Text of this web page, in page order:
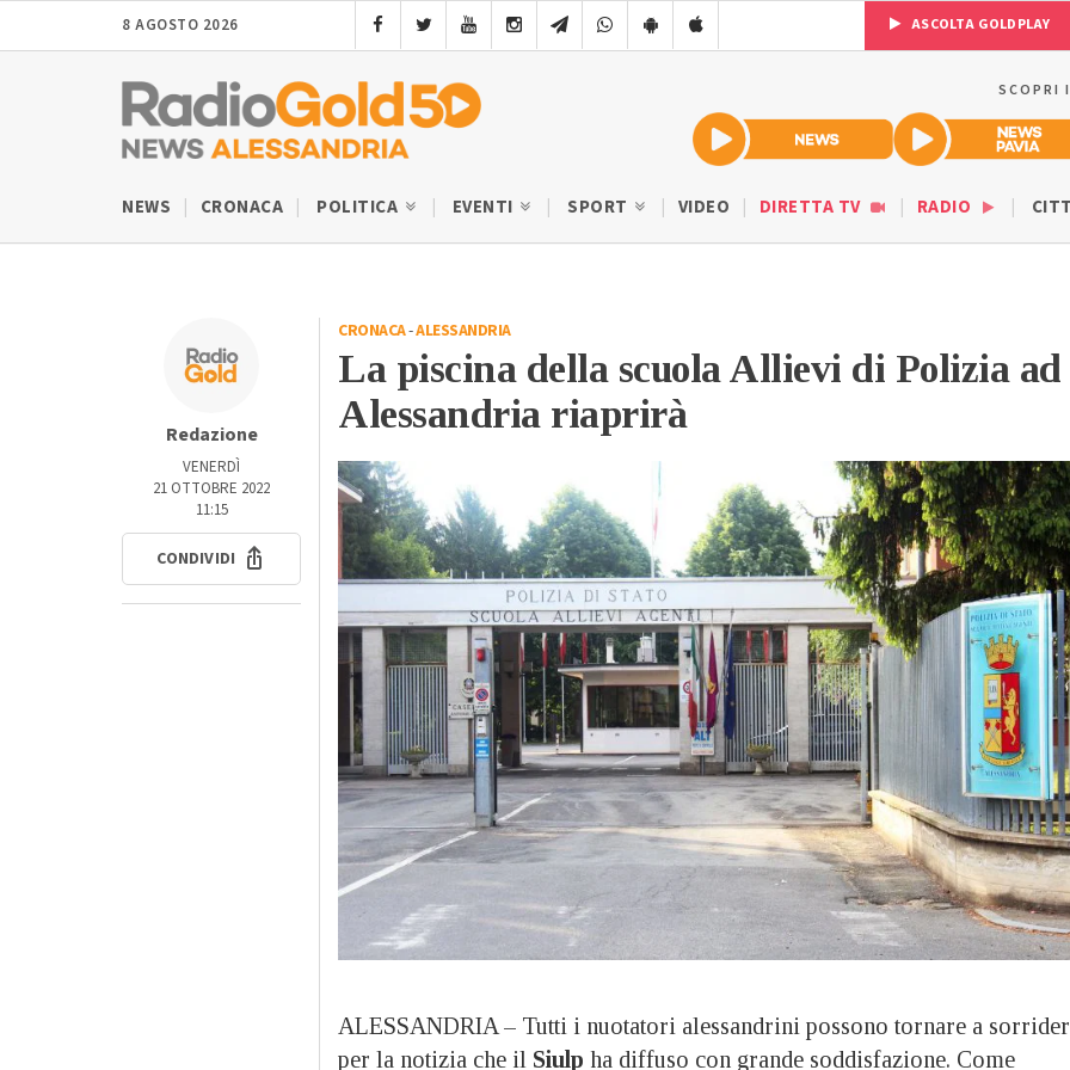
8 AGOSTO 2026 ASCOLTA GOLDPLAY
SCOPRI
NEWS CRONACA POLITICA EVENTI SPORT VIDEO DIRETTA TV RADIO
Redazione
VENERDÌ
21 OTTOBRE 2022
11:15
CONDIVIDI
CRONACA-ALESSANDRIA
La piscina della scuola Allievi di Polizia ad
Alessandria riaprirà
ALESSANDRIA – Tutti i nuotatori alessandrini possono tornare a
per la notizia che il Siulp ha diffuso con grande soddisfazione. Come